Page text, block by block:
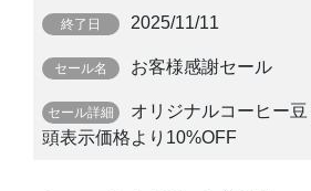
2025/11/11
お客様感謝セール
オリジナルコーヒー
頭表示価格より10%OFF